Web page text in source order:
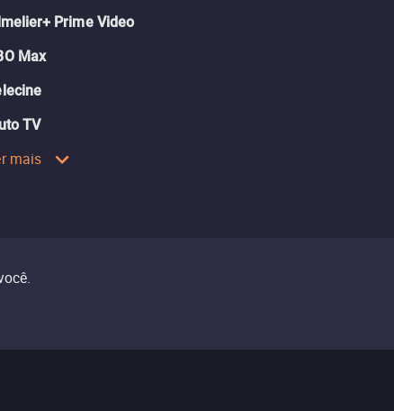
Prime Video
Max
TV
mais